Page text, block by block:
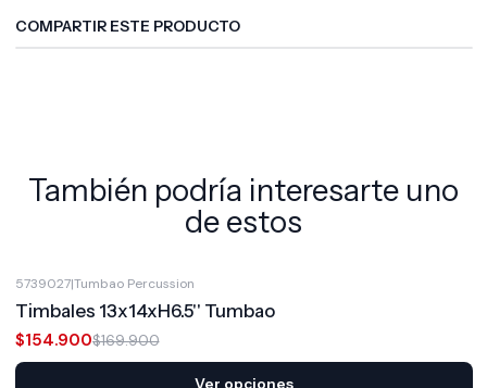
COMPARTIR ESTE PRODUCTO
También podría interesarte uno
de estos
5739027|Tumbao Percussion
Timbales 13x14xH6.5'' Tumbao
$154.900$169.900
Ver opciones